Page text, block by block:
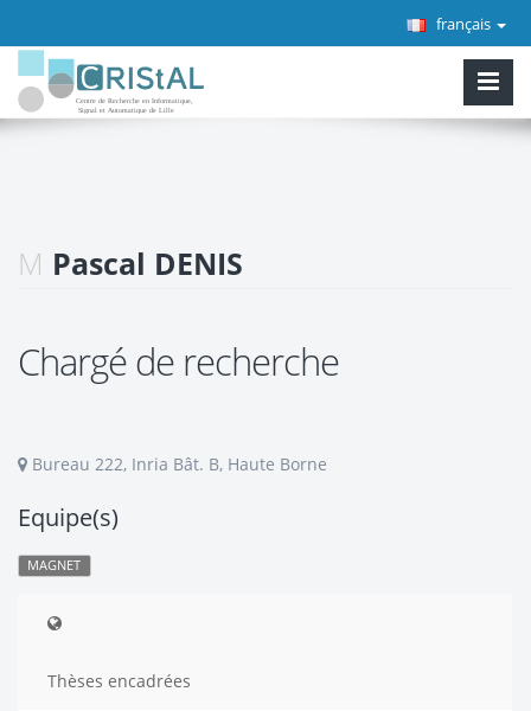
français
M Pascal DENIS
Chargé de recherche
Bureau 222, Inria Bât. B, Haute Borne
Equipe(s)
MAGNET
Thèses encadrées